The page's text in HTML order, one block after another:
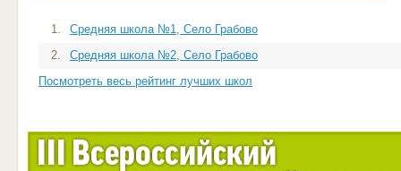
1.
Средняя школа №1, Село Грабово
2.
Средняя школа №2, Село Грабово
Посмотреть весь рейтинг лучших школ